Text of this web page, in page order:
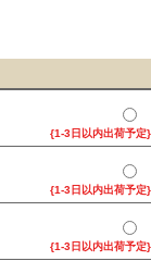
{1-3日以内出荷予定}
{1-3日以内出荷予定}
{1-3日以内出荷予定}